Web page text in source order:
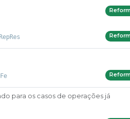
para os casos de operações já